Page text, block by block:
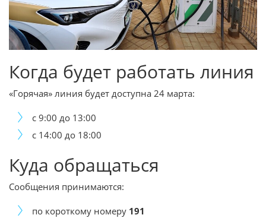
Когда будет работать линия
«Горячая» линия будет доступна 24 марта:
с 9:00 до 13:00
с 14:00 до 18:00
Куда обращаться
Сообщения принимаются:
по короткому номеру 191